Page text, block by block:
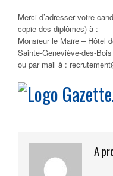
Merci d’adresser votre
copie des diplômes) à :
Monsieur le Maire – Hôtel
Sainte-Geneviève-des-
ou par mail à :
A